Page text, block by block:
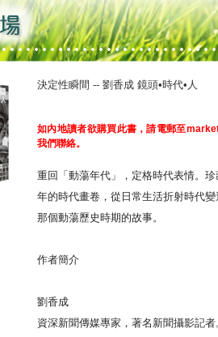
決定性瞬間 -- 劉香成 鏡頭•時代•人
如內地讀者欲購買此書，請電郵至
我們聯絡。
重回「動蕩年代」，定格時代表情。
年的時代畫卷，從日常生活折射時代
那個動蕩歷史時期的故事。
作者簡介
劉香成
資深新聞傳媒專家，著名新聞攝影記